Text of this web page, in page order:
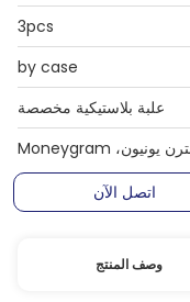
3pcs
by case
علبة بلاستيكية مخصصة
اتصل الآن
وصف المنتج